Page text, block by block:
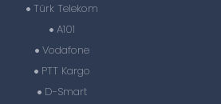
Türk Telekom
A101
Vodafone
PTT Kargo
D-Smart